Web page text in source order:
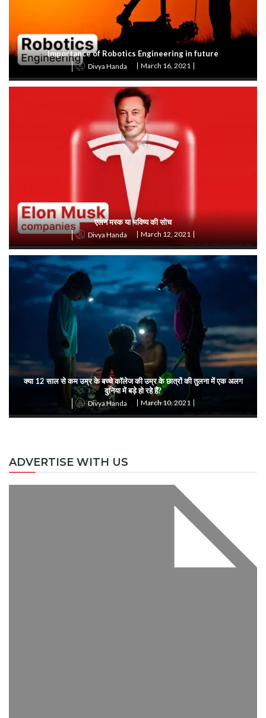
Importance of Robotics Engineering in future
Divya Handa March 16, 2021
एलन मस्क या भविष्य की सोच
Divya Handa March 12, 2021
क्या 12 साल से कम उम्र के बच्चे कॉलेज की उम्र के छात्रों की तुलना में एक अलग
दुनिया में बड़े हो रहे हैं?
Divya Handa March 10, 2021
ADVERTISE WITH US